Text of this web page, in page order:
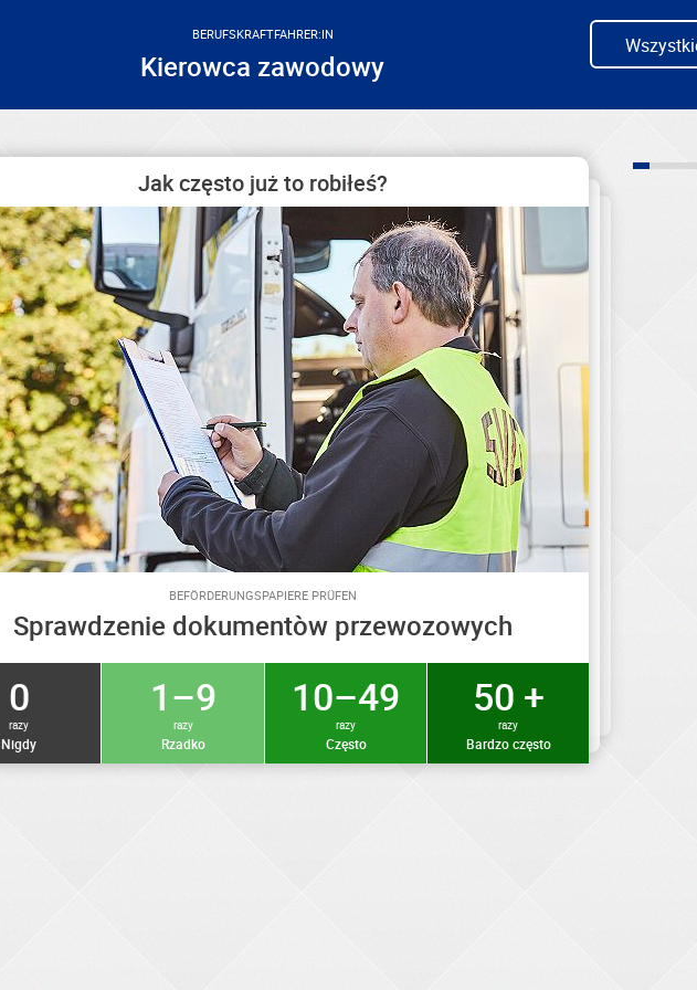
BERUFSKRAFTFAHRER:IN
Kierowca zawodowy
Jak często już to robiłeś?
BEFÖRDERUNGSPAPIERE PRÜFEN
Sprawdzenie dokumentòw przewozowych
0
razy
Nigdy
1–9
razy
Rzadko
10–49
razy
Często
50 +
razy
Bardzo często